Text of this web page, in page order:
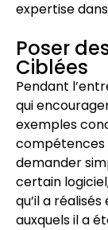
expertise
Poser
Ciblées
Pendant
qui
exemples
compétences
demander
certain
qu’il a
auxquels il a